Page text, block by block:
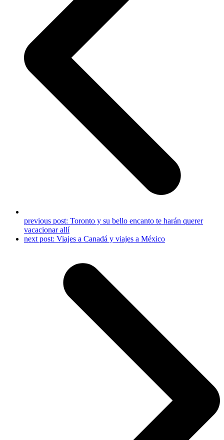
previous post: Toronto y su bello encanto te harán querer
vacacionar allí
next post: Viajes a Canadá y viajes a México